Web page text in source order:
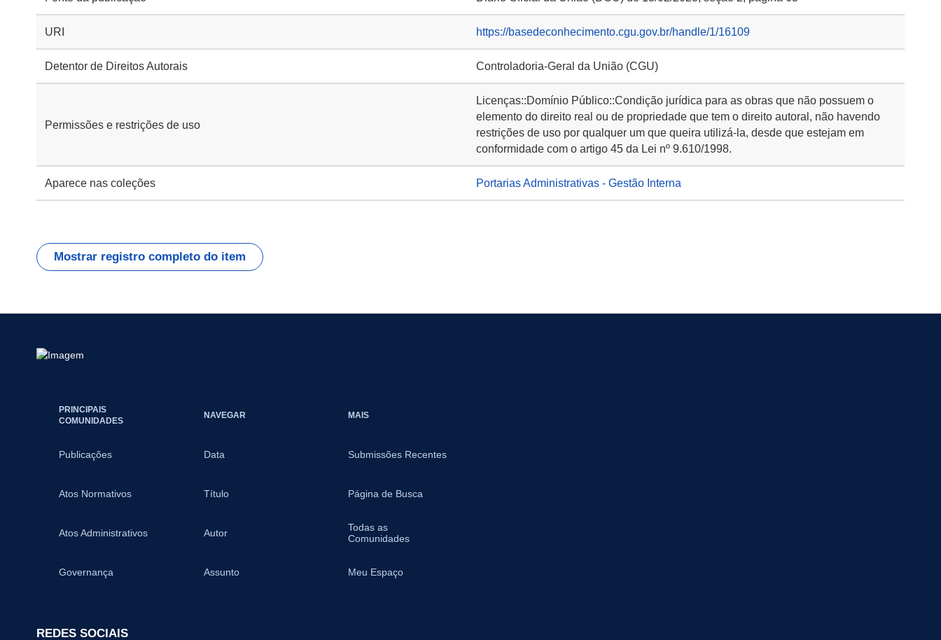
URI https://basedeconhecimento.cgu.gov.br/handle/1/16109
Detentor de Direitos Autorais Controladoria-Geral da União (CGU)
Permissões e restrições de uso
Licenças::Domínio Público::Condição jurídica para as obras que não possuem o
elemento do direito real ou de propriedade que tem o direito autoral, não havendo
restrições de uso por qualquer um que queira utilizá-la, desde que estejam em
conformidade com o artigo 45 da Lei nº 9.610/1998.
Aparece nas coleções Portarias Administrativas - Gestão Interna
Mostrar registro completo do item
PRINCIPAIS
COMUNIDADES
Publicações
Atos Normativos
Atos Administrativos
Governança
NAVEGAR
Data
Título
Autor
Assunto
MAIS
Submissões Recentes
Página de Busca
Todas as
Comunidades
Meu Espaço
REDES SOCIAIS